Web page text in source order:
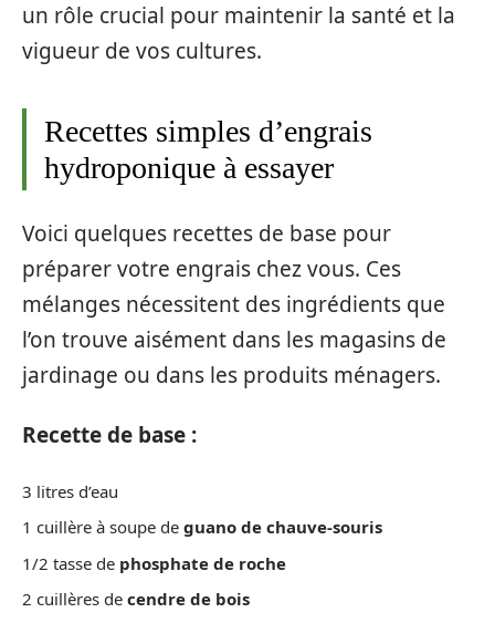
un rôle crucial pour maintenir la santé et la
vigueur de vos cultures.
Recettes simples d’engrais
hydroponique à essayer
Voici quelques recettes de base pour
préparer votre engrais chez vous. Ces
mélanges nécessitent des ingrédients que
l’on trouve aisément dans les magasins de
jardinage ou dans les produits ménagers.
Recette de base :
3 litres d’eau
1 cuillère à soupe de guano de chauve-souris
1/2 tasse de phosphate de roche
2 cuillères de cendre de bois